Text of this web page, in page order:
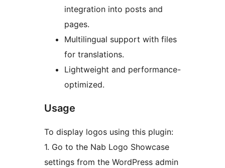
integration into posts and
pages.
Multilingual support with files
for translations.
Lightweight and performance-
optimized.
Usage
To display logos using this plugin:
1. Go to the Nab Logo Showcase
settings from the WordPress admin